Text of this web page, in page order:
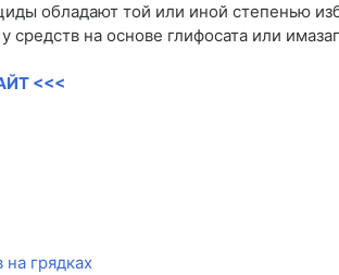
обладают той или иной степенью
на основе глифосата или
<<<
грядках